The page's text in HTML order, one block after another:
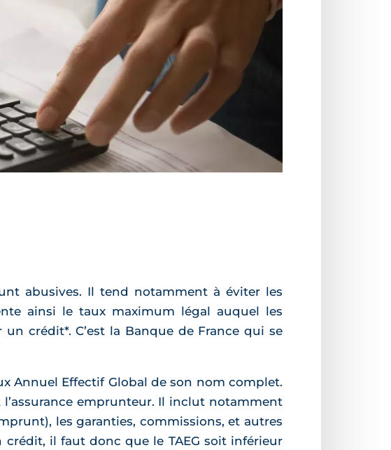
abusives. Il tend notamment à éviter les
ainsi le taux maximum légal auquel les
crédit*. C’est la Banque de France qui se
Annuel Effectif Global de son nom complet.
emprunteur. Il inclut notamment
les garanties, commissions, et autres
il faut donc que le TAEG soit inférieur